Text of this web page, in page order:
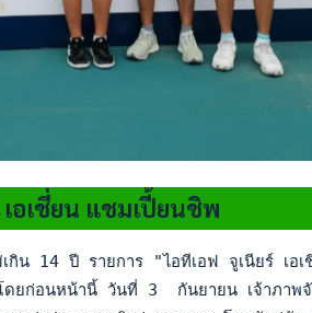
อเชี่ยน แชมเปี้ยนชิพ
กิน 14 ปี รายการ "ไอทีเอฟ จูเนียร์
ก่อนหน้านี้ วันที่ 3  กันยายน เจ้าภาพ